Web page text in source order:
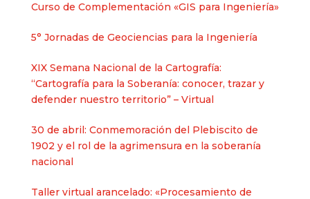
Curso de Complementación «GIS para Ingeniería»
5° Jornadas de Geociencias para la Ingeniería
XIX Semana Nacional de la Cartografía:
“Cartografía para la Soberanía: conocer, trazar y
defender nuestro territorio” – Virtual
30 de abril: Conmemoración del Plebiscito de
1902 y el rol de la agrimensura en la soberanía
nacional​
Taller virtual arancelado: «Procesamiento de